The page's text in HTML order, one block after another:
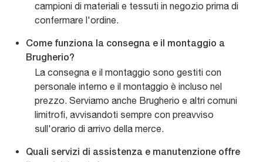
campioni di materiali e tessuti in negozio prima di
confermare l'ordine.
Come funziona la consegna e il montaggio a
Brugherio?
La consegna e il montaggio sono gestiti con
personale interno e il montaggio è incluso nel
prezzo. Serviamo anche Brugherio e altri comuni
limitrofi, avvisandoti sempre con preavviso
sull'orario di arrivo della merce.
Quali servizi di assistenza e manutenzione offre